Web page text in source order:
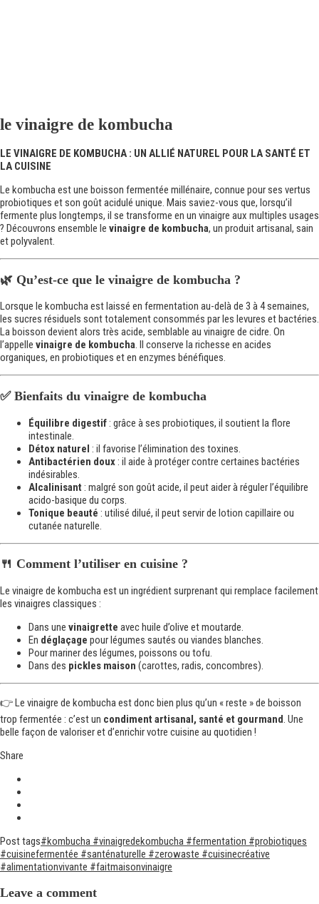
le vinaigre de kombucha
LE VINAIGRE DE KOMBUCHA : UN ALLIÉ NATUREL POUR LA SANTÉ ET
LA CUISINE
Le kombucha est une boisson fermentée millénaire, connue pour ses vertus
probiotiques et son goût acidulé unique. Mais saviez-vous que, lorsqu’il
fermente plus longtemps, il se transforme en un vinaigre aux multiples usages
? Découvrons ensemble le vinaigre de kombucha, un produit artisanal, sain
et polyvalent.
🌿 Qu’est-ce que le vinaigre de kombucha ?
Lorsque le kombucha est laissé en fermentation au-delà de 3 à 4 semaines,
les sucres résiduels sont totalement consommés par les levures et bactéries.
La boisson devient alors très acide, semblable au vinaigre de cidre. On
l’appelle vinaigre de kombucha. Il conserve la richesse en acides
organiques, en probiotiques et en enzymes bénéfiques.
✅ Bienfaits du vinaigre de kombucha
Équilibre digestif: grâce à ses probiotiques, il soutient la flore
intestinale.
Détox naturel : il favorise l’élimination des toxines.
Antibactérien doux: il aide à protéger contre certaines bactéries
indésirables.
Alcalinisant : malgré son goût acide, il peut aider à réguler l’équilibre
acido-basique du corps.
Tonique beauté : utilisé dilué, il peut servir de lotion capillaire ou
cutanée naturelle.
🍴 Comment l’utiliser en cuisine ?
Le vinaigre de kombucha est un ingrédient surprenant qui remplace facilement
les vinaigres classiques :
Dans une vinaigrette avec huile d’olive et moutarde.
En déglaçage pour légumes sautés ou viandes blanches.
Pour mariner des légumes, poissons ou tofu.
Dans des pickles maison (carottes, radis, concombres).
👉 Le vinaigre de kombucha est donc bien plus qu’un « reste » de boisson
trop fermentée : c’est un condiment artisanal, santé et gourmand. Une
belle façon de valoriser et d’enrichir votre cuisine au quotidien !
Share
Post tags#kombucha #vinaigredekombucha #fermentation #probiotiques
#cuisinefermentée #santénaturelle #zerowaste #cuisinecréative
#alimentationvivante #faitmaisonvinaigre
Leave a comment